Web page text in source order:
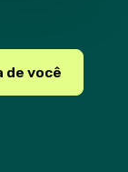
de você